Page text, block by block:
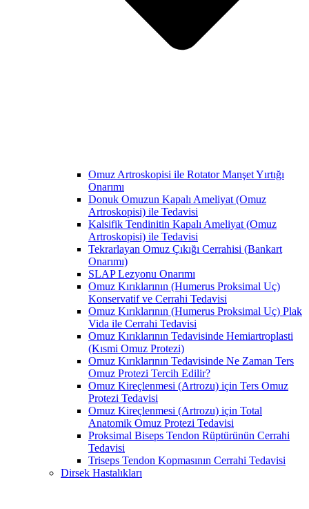
Omuz Artroskopisi ile Rotator Manşet Yırtığı
Onarımı
Donuk Omuzun Kapalı Ameliyat (Omuz
Artroskopisi) ile Tedavisi
Kalsifik Tendinitin Kapalı Ameliyat (Omuz
Artroskopisi) ile Tedavisi
Tekrarlayan Omuz Çıkığı Cerrahisi (Bankart
Onarımı)
SLAP Lezyonu Onarımı
Omuz Kırıklarının (Humerus Proksimal Uç)
Konservatif ve Cerrahi Tedavisi
Omuz Kırıklarının (Humerus Proksimal Uç) Plak
Vida ile Cerrahi Tedavisi
Omuz Kırıklarının Tedavisinde Hemiartroplasti
(Kısmi Omuz Protezi)
Omuz Kırıklarının Tedavisinde Ne Zaman Ters
Omuz Protezi Tercih Edilir?
Omuz Kireçlenmesi (Artrozu) için Ters Omuz
Protezi Tedavisi
Omuz Kireçlenmesi (Artrozu) için Total
Anatomik Omuz Protezi Tedavisi
Proksimal Biseps Tendon Rüptürünün Cerrahi
Tedavisi
Triseps Tendon Kopmasının Cerrahi Tedavisi
Dirsek Hastalıkları